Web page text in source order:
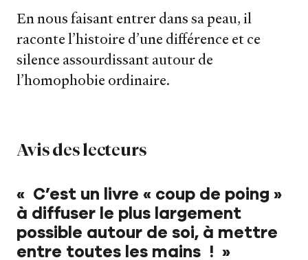
Nos livres
En nous faisant entrer dans sa peau, il
raconte l’histoire d’une différence et ce
silence assourdissant autour de
l’homophobie ordinaire.
Avis des lecteurs
« C’est un livre « coup de poing »
à diffuser le plus largement
possible autour de soi, à mettre
entre toutes les mains ! »